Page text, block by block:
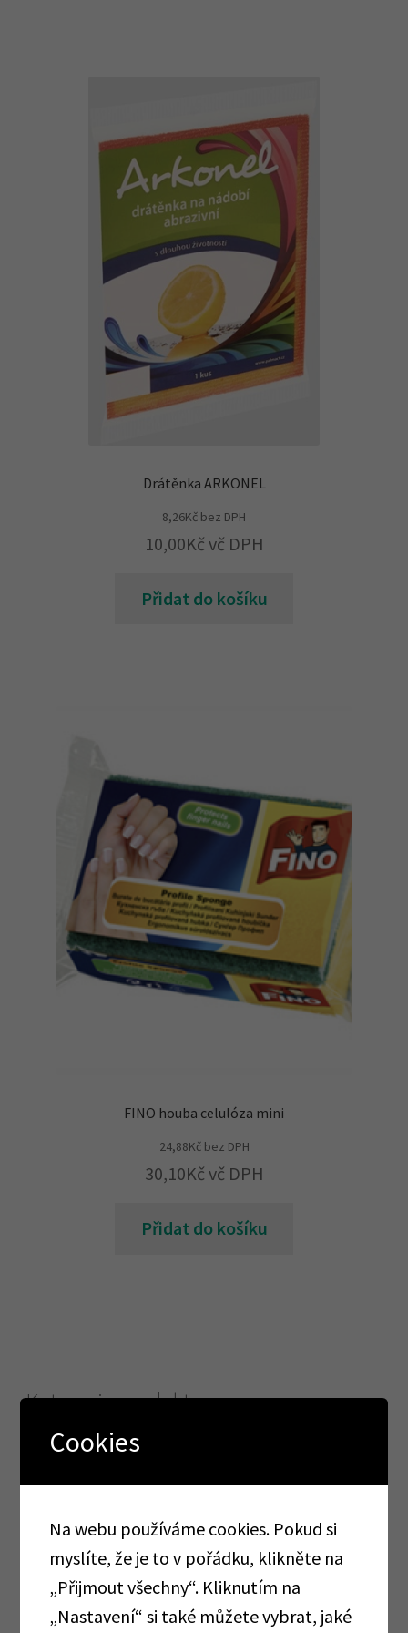
Drátěnka ARKONEL
8,26Kč bez DPH
10,00Kč vč DPH
Přidat do košíku
FINO houba celulóza mini
24,88Kčbez DPH
30,10Kč vč DPH
Přidat do košíku
Kategorie produktu
AKCE CORMEN
Alobaly, pečící papíry, sáčky, folie
Cormen
Cookies
Na webu používáme cookies. Pokud si
myslíte, že je to v pořádku, klikněte na
„Přijmout všechny“. Kliknutím na
„Nastavení“ si také můžete vybrat, jaké